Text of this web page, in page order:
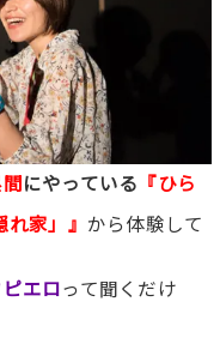
にやっている 『ひら
家」 』 から体験して
エロって聞くだけ